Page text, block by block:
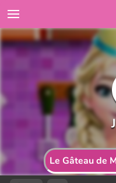
Le Gâteau de